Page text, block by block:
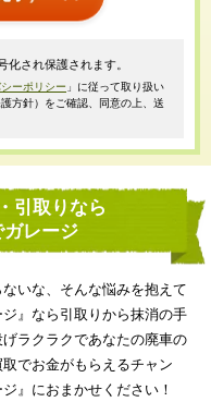
化され保護されます。
ーポリシー 」に従って取り扱い
方針）をご確認、同意の上、送
引取りなら
レージ
いな、そんな悩みを抱えて
』なら引取りから抹消の手
ラクラクであなたの廃車の
でお金がもらえるチャン
』におまかせください！